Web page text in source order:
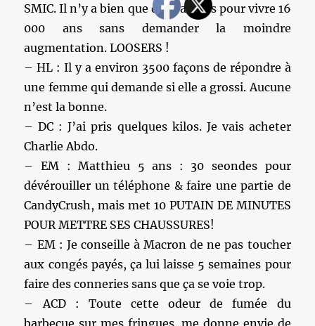
SMIC. Il n’y a bien que des pauvres pour vivre 16
000 ans sans demander la moindre
augmentation. LOOSERS !
– HL : Il y a environ 3500 façons de répondre à
une femme qui demande si elle a grossi. Aucune
n’est la bonne.
– DC : J’ai pris quelques kilos. Je vais acheter
Charlie Abdo.
– EM : Matthieu 5 ans : 30 seondes pour
dévérouiller un téléphone & faire une partie de
CandyCrush, mais met 10 PUTAIN DE MINUTES
POUR METTRE SES CHAUSSURES!
– EM : Je conseille à Macron de ne pas toucher
aux congés payés, ça lui laisse 5 semaines pour
faire des conneries sans que ça se voie trop.
– ACD : Toute cette odeur de fumée du
barbecue sur mes fringues, me donne envie de